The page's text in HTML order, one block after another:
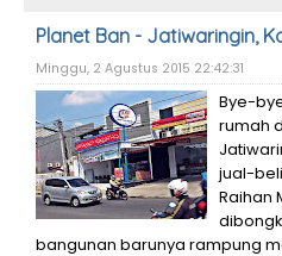
Planet Ban - Jatiwaringin,
Minggu, 2 Agustus 2015 22:42:31
Bye-
rumah
jual-
Raihan
bangunan barunya rampung